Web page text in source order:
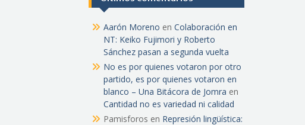
Aarón Moreno en Colaboración en
NT: Keiko Fujimori y Roberto
Sánchez pasan a segunda vuelta
No es por quienes votaron por otro
partido, es por quienes votaron en
blanco – Una Bitácora de Jomra en
Cantidad no es variedad ni calidad
Pamisforos en Represión lingüística: